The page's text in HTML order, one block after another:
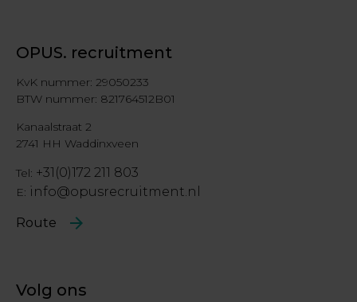
OPUS. recruitment
KvK nummer: 29050233
BTW nummer: 821764512B01
Kanaalstraat 2
2741 HH Waddinxveen
Tel: +31(0)172 211 803
E: info@opusrecruitment.nl
Route
Volg ons